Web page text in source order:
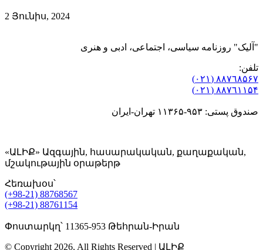
2 Յունիս, 2024
"آلیک" روزنامه سیاسی، اجتماعی، ادبی و هنری
تلفن:
٨۸٧٦٨۵۶۷ (٠٢١)
٨۸٧٦۱۱۵۴ (٠٢١)
صندوق پستی: ۹۵۳-۱۱۳۶۵ تهران-ایران
«ԱԼԻՔ» Ազգային, հասարակական, քաղաքական,
մշակութային օրաթերթ
Հեռախօս՝
(+98-21) 88768567
(+98-21) 88761154
Փոստարկղ՝ 11365-953 Թեհրան-Իրան
© Copyright 2026, All Rights Reserved | ԱԼԻՔ